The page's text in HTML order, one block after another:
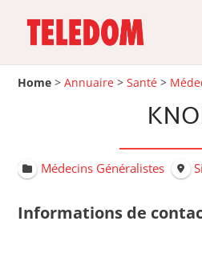
Home >Annuaire >Santé >
Médecins Généralistes
Informations de